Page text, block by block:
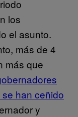
los
el asunto.
más de 4
más que
han ceñido
y